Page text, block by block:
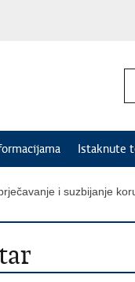
Istaknute
i suzbijanje